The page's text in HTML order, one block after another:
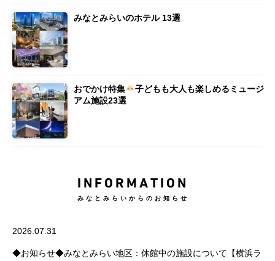
みなとみらいのホテル 13選
おでかけ特集
子どもも大人も楽しめるミュージ
アム施設23選
INFORMATION
みなとみらいからのお知らせ
2026.07.31
◆お知らせ◆みなとみらい地区：休館中の施設について【横浜ラ